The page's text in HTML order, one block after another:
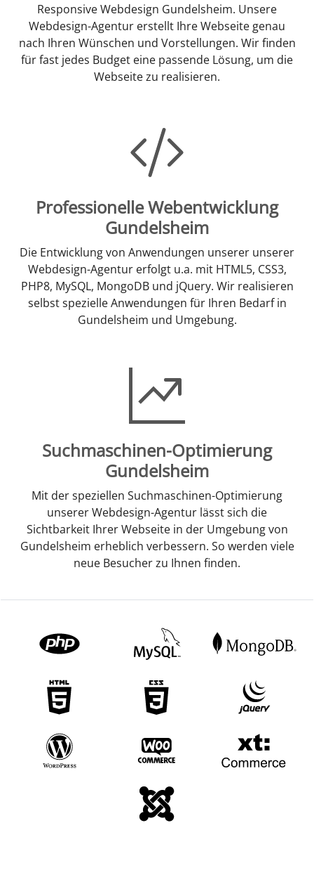
Responsive Webdesign Gundelsheim. Unsere
Webdesign-Agentur erstellt Ihre Webseite genau
nach Ihren Wünschen und Vorstellungen. Wir finden
für fast jedes Budget eine passende Lösung, um die
Webseite zu realisieren.
Professionelle Webentwicklung
Gundelsheim
Die Entwicklung von Anwendungen unserer unserer
Webdesign-Agentur erfolgt u.a. mit HTML5, CSS3,
PHP8, MySQL, MongoDB und jQuery. Wir realisieren
selbst spezielle Anwendungen für Ihren Bedarf in
Gundelsheim und Umgebung.
Suchmaschinen-Optimierung
Gundelsheim
Mit der speziellen Suchmaschinen-Optimierung
unserer Webdesign-Agentur lässt sich die
Sichtbarkeit Ihrer Webseite in der Umgebung von
Gundelsheim erheblich verbessern. So werden viele
neue Besucher zu Ihnen finden.